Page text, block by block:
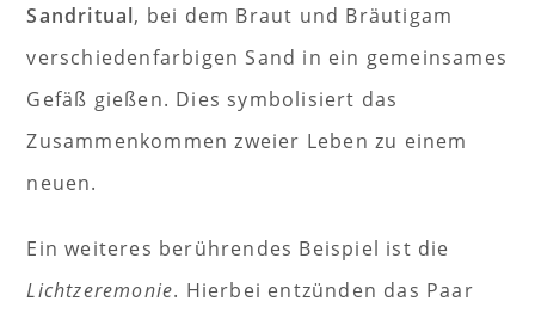
Sandritual, bei dem Braut und Bräutigam
verschiedenfarbigen Sand in ein gemeinsames
Gefäß gießen. Dies symbolisiert das
Zusammenkommen zweier Leben zu einem
neuen.
Ein weiteres berührendes Beispiel ist die
Lichtzeremonie. Hierbei entzünden das Paar